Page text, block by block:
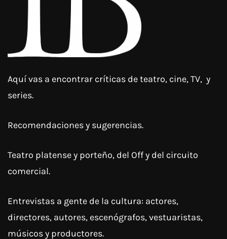
Aquí vas a encontrar críticas de teatro, cine, TV, y
series.
Recomendaciones y sugerencias.
Teatro platense y porteño, del Off y del circuito
comercial.
Entrevistas a gente de la cultura: actores,
directores, autores, escenógrafos, vestuaristas,
músicos y productores.